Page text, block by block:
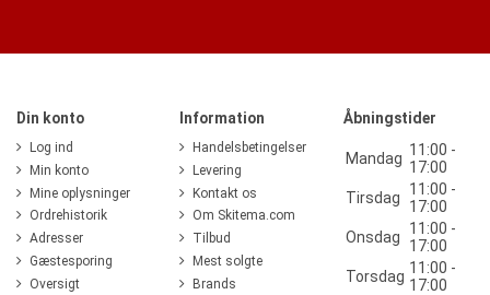
Din konto
Log ind
Min konto
Mine oplysninger
Ordrehistorik
Adresser
Gæstesporing
Oversigt
Information
Handelsbetingelser
Levering
Kontakt os
Om Skitema.com
Tilbud
Mest solgte
Brands
Åbningstider
Mandag 11:00 -
17:00
Tirsdag
11:00 -
17:00
Onsdag
11:00 -
17:00
Torsdag 11:00 -
17:00